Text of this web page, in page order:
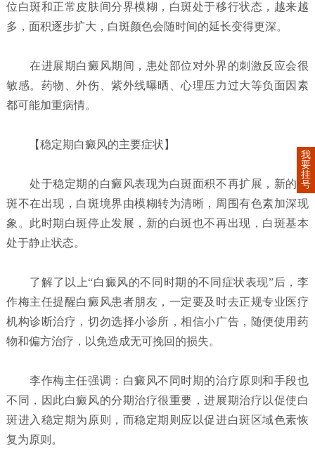
位白斑和正常皮肤间分界模糊，白斑处于移行状态，越来越
多，面积逐步扩大，白斑颜色会随时间的延长变得更深。
在进展期白癜风期间，患处部位对外界的刺激反应会很
敏感。药物、外伤、紫外线曝晒、心理压力过大等负面因素
都可能加重病情。
【稳定期白癜风的主要症状】
处于稳定期的白癜风表现为白斑面积不再扩展，新的白
斑不在出现，白斑境界由模糊转为清晰，周围有色素加深现
象。此时期白斑停止发展，新的白斑也不再出现，白斑基本
处于静止状态。
了解了以上“白癜风的不同时期的不同症状表现”后，李
作梅主任提醒白癜风患者朋友，一定要及时去正规专业医疗
机构诊断治疗，切勿选择小诊所，相信小广告，随便使用药
物和偏方治疗，以免造成无可挽回的损失。
李作梅主任强调：白癜风不同时期的治疗原则和手段也
不同，因此白癜风的分期治疗很重要，进展期治疗以促使白
斑进入稳定期为原则，而稳定期则应以促进白斑区域色素恢
复为原则。
我
要
挂
号